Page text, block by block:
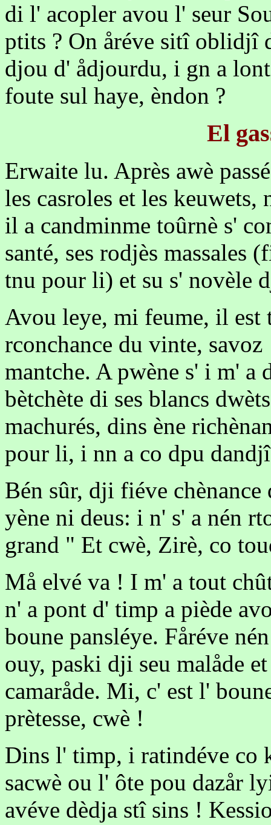
di l' acopler avou l' seur
ptits ? On åréve sitî oblidjî
djou d' ådjourdu, i gn a
foute sul haye, èndon ?
El
Erwaite lu. Après awè
les casroles et les
il a candminme toûrnè s'
santé, ses rodjès massales
tnu pour li) et su s' novèle
Avou leye, mi feume, il
rconchance du vinte,
mantche. A pwène s' i m'
bètchète di ses blancs
machurés, dins ène
pour li, i nn a co dpu
Bén sûr, dji fiéve
yène ni deus: i n' s' a nén
grand " Et cwè, Zirè, co
Må elvé va ! I m' a tout
n' a pont d' timp a piède
boune pansléye. Fåréve
ouy, paski dji seu malåde
camaråde. Mi, c' est l'
prètesse, cwè !
Dins l' timp, i ratindéve co
sacwè ou l' ôte pou dazår
avéve dèdja stî sins !